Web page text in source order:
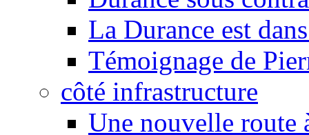
La Durance est
Témoignage de
côté infrastructure
Une nouvelle route